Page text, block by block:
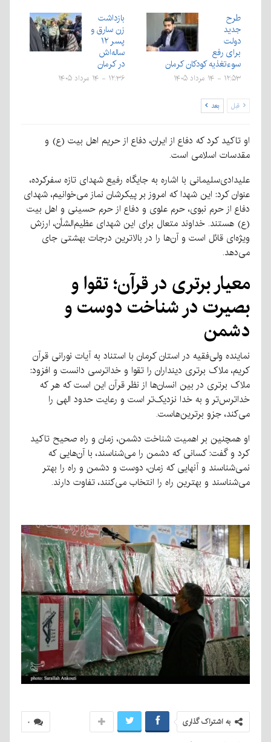
طرح
جدید
دولت
برای رفع
سوءتغذیه کودکان کرمان
۱۲:۵۳ - ۱۴ مرداد ۱۴۰۵
بازداشت
زن سارق و
پسر ۱۲
ساله‌اش
در کرمان
۱۲:۳۶ - ۱۴ مرداد ۱۴۰۵
قبل بعد
او تاکید کرد که دفاع از ایران، دفاع از حریم اهل بیت (ع) و
مقدسات اسلامی است.
علیدادی‌سلیمانی با اشاره به جایگاه رفیع شهدای تازه سفرکرده،
عنوان کرد: این شهدا که امروز بر پیکرشان نماز می‌خوانیم، شهدای
دفاع از حرم نبوی، حرم علوی و دفاع از حرم حسینی و اهل بیت
(ع) هستند. خداوند متعال برای این شهدای عظیم‌الشأن، ارزش
ویژه‌ای قائل است و آن‌ها را در بالاترین درجات بهشتی جای
می‌دهد.
معیار برتری در قرآن؛ تقوا و
بصیرت در شناخت دوست و
دشمن
نماینده ولی‌فقیه در استان کرمان با استناد به آیات نورانی قرآن
کریم، ملاک برتری دینداران را تقوا و خداترسی دانست و افزود:
ملاک برتری در بین انسان‌ها از نظر قرآن این است که هر که
خداترس‌تر و به خدا نزدیک‌تر است و رعایت حدود الهی را
می‌کند، جزو برترین‌هاست.
او همچنین بر اهمیت شناخت دشمن، زمان و راه صحیح تاکید
کرد و گفت: کسانی که دشمن را می‌شناسند، با آن‌هایی که
نمی‌شناسند و آنهایی که زمان، دوست و دشمن و راه را بهتر
می‌شناسند و بهترین راه را انتخاب می‌کنند، تفاوت دارند.
۰ به اشتراک گذاری